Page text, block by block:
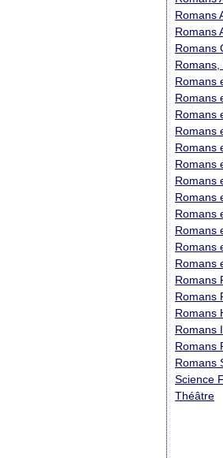
Romans
Romans
Romans
Romans
Romans
Romans
Romans
Romans
Romans
Romans
Romans
Romans
Romans
Romans
Romans
Romans
Romans
Romans
Romans
Romans
Romans
Science
Théâtre